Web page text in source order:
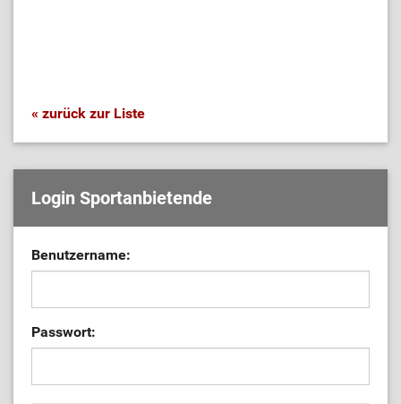
« zurück zur Liste
Login Sportanbietende
Benutzername:
Passwort: